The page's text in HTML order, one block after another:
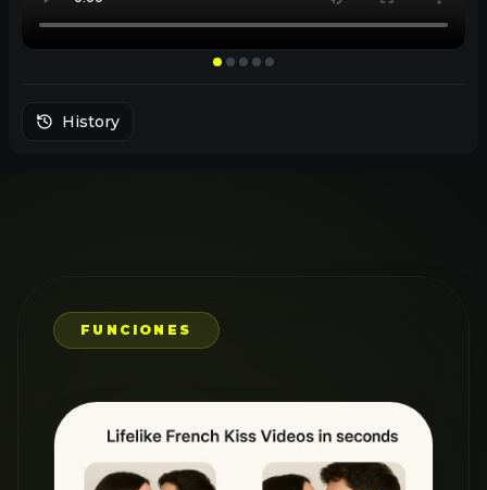
History
FUNCIONES